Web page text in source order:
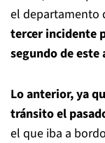
el departamento
tercer incidente
segundo de este
Lo anterior, ya
tránsito el
el que iba a